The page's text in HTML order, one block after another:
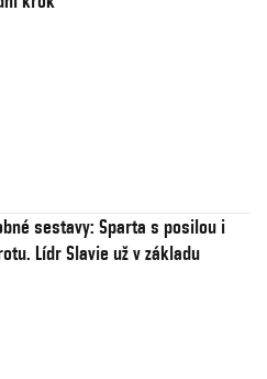
sestavy: Sparta s posilou i
Lídr Slavie už v základu